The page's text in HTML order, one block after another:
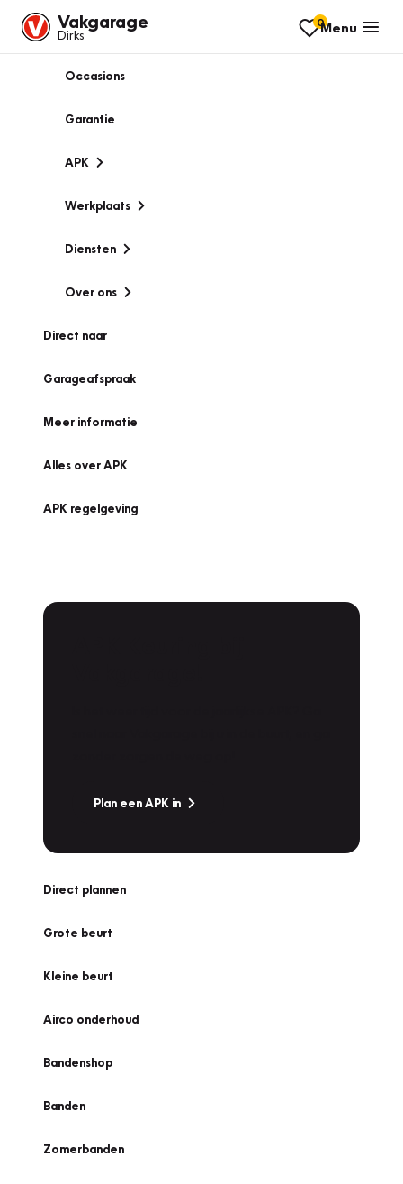
Vakgarage
Dirks
0Menu
Occasions
Garantie
APK
Werkplaats
Diensten
Over ons
Direct naar
Garageafspraak
Meer informatie
Alles over APK
APK regelgeving
Plan een APK in
Direct plannen
Grote beurt
Kleine beurt
Airco onderhoud
Bandenshop
Banden
Zomerbanden